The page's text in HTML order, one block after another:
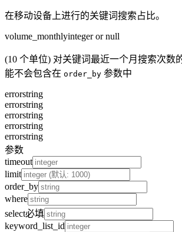
在移动设备上进行的关键词搜索占比。
volume_monthlyinteger or null
(10 个单位) 对关键词最近一个月搜索次数
能不会包含在 order_by 参数中
errorstring
errorstring
errorstring
errorstring
errorstring
参数
timeout
limit
order_by
where
select必填
keyword_list_id